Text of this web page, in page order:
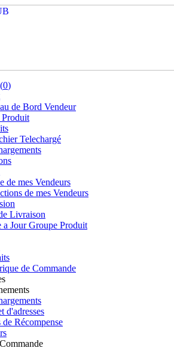
0)
de Bord Vendeur
Telechargé
de mes Vendeurs
de mes Vendeurs
Livraison
Jour Groupe Produit
de Commande
d'adresses
Récompense